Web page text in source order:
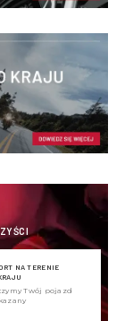
NA TERENIE
Twój pojazd